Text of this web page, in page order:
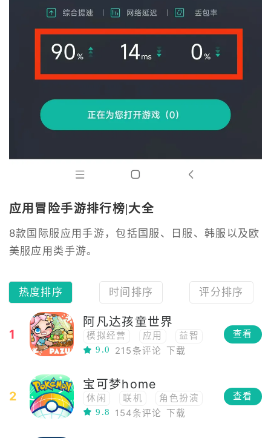
应用冒险手游排行榜|大全
8款国际服应用手游，包括国服、日服、韩服以及欧
美服应用类手游。
热度排序 时间排序 评分排序
1
阿凡达孩童世界
模拟经营 应用
益智
模拟
9.0 215条评论 下载
查看
2
宝可梦home
休闲 联机
角色扮演
应用
放置挂机
工具
9.8 154条评论 下载
查看